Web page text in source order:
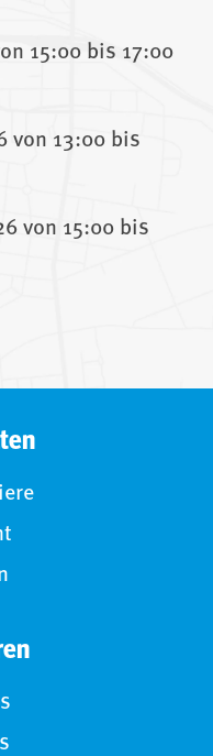
15:00 bis 17:00
von 13:00 bis
von 15:00 bis